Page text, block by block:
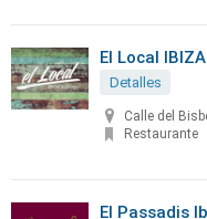
El Local IBIZA
Detalles
Calle del
Restaurante
El Passadis